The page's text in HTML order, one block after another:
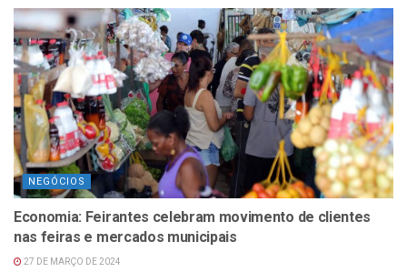
NEGÓCIOS
Economia: Feirantes celebram movimento de clientes
nas feiras e mercados municipais
27 DE MARÇO DE 2024